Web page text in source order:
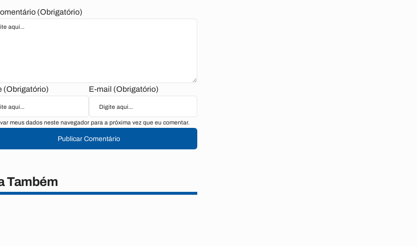
(Obrigatório)
(Obrigatório) E-mail (Obrigatório)
meus dados neste navegador para a próxima vez que eu comentar.
Publicar Comentário
Também